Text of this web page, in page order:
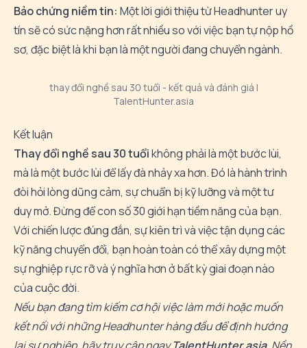
Bảo chứng niềm tin: Một lời giới thiệu từ Headhunter uy
tín sẽ có sức nặng hơn rất nhiều so với việc bạn tự nộp hồ
sơ, đặc biệt là khi bạn là một người đang chuyển ngành.
thay đổi nghề sau 30 tuổi - kết quả và đánh giá |
Kết luận
Thay đổi nghề sau 30 tuổikhông phải là một bước lùi,